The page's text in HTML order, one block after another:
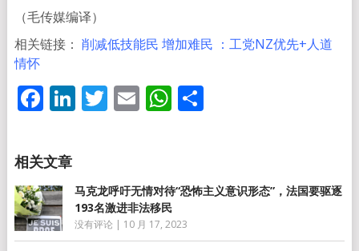
（毛传媒编译）
相关链接： 削减低技能民 增加难民 ：工党NZ优先+人道
情怀
Facebook
LinkedIn
Twitter
EmailWhatsApp
分
马克龙呼吁无情对待“恐怖主义意识形态”，法国要驱逐
193名激进非法移民
没有评论 | 10 月 17, 2023